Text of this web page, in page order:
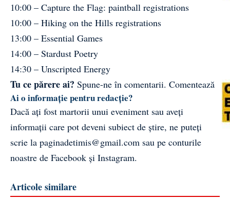
10:00 – Capture the Flag: paintball registrations
10:00 – Hiking on the Hills registrations
13:00 – Essential Games
14:00 – Stardust Poetry
14:30 – Unscripted Energy
Tu ce părere ai? Spune-ne în comentarii. Comentează
Ai o informație pentru redacție?
Dacă ați fost martorii unui eveniment sau aveți
informații care pot deveni subiect de știre, ne puteți
scrie la paginadetimis@gmail.com sau pe conturile
noastre de Facebook și Instagram.
Articole similare